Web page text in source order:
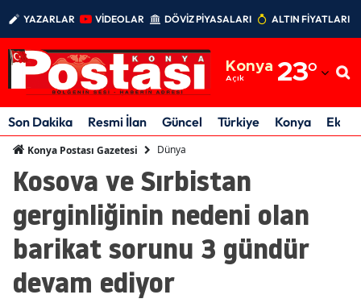
YAZARLAR VİDEOLAR DÖVİZ PİYASALARI ALTIN FİYATLARI
Konya
Açık 23°
Adıyaman
Afyonkarahisar
Amasya
Ankara
Antalya
Son Dakika Resmi İlan Güncel Türkiye Konya
Konya Postası Gazetesi Dünya
Kosova ve Sırbistan
gerginliğinin nedeni olan
barikat sorunu 3 gündür
devam ediyor